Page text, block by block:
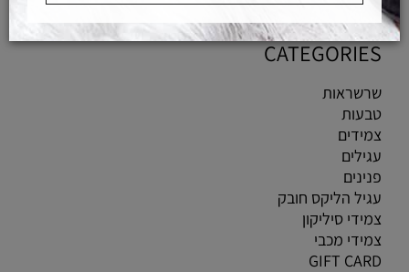
CATEGORIES
שרשראות
טבעות
צמידים
עגילים
פנינים
עגיל הליקס חובק
צמידי סיליקון
צמידי מכבי
GIFT CARD